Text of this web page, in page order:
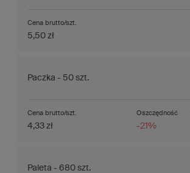
Cena brutto/szt.
5,50 zł
Paczka - 50 szt.
Oszczędność
-21%
Cena brutto/szt.
4,33 zł
Paleta - 680 szt.